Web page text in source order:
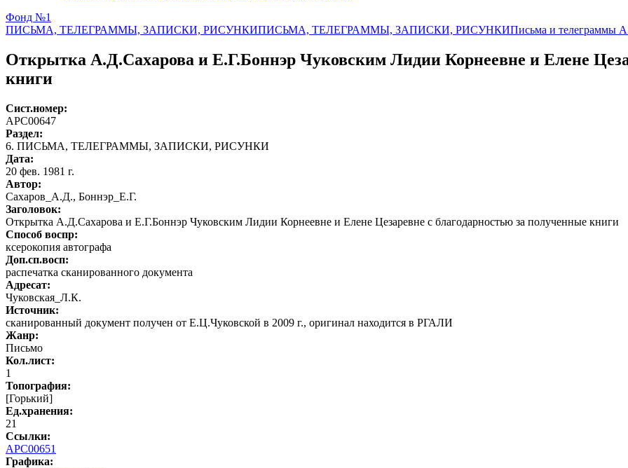
Фонд №1
ПИСЬМА, ТЕЛЕГРАММЫ, ЗАПИСКИ, РИСУНКИПИСЬМА, ТЕЛЕГРАММЫ, ЗАПИСКИ, РИСУНКИПисьма и телеграммы
Открытка А.Д.Сахарова и Е.Г.Боннэр Чуковским Лидии Корнеевне и Елене
книги
Сист.номер:
АРС00647
Раздел:
6. ПИСЬМА, ТЕЛЕГРАММЫ, ЗАПИСКИ, РИСУНКИ
Дата:
20 фев. 1981 г.
Автор:
Сахаров_А.Д., Боннэр_Е.Г.
Заголовок:
Открытка А.Д.Сахарова и Е.Г.Боннэр Чуковским Лидии Корнеевне и Елене Цезаревне с благодарностью за полученные книги
Способ воспр:
ксерокопия автографа
Доп.сп.восп:
распечатка сканированного документа
Адресат:
Чуковская_Л.К.
Источник:
сканированный документ получен от Е.Ц.Чуковской в 2009 г., оригинал находится в РГАЛИ
Жанр:
Письмо
Кол.лист:
1
Топография:
[Горький]
Ед.хранения:
21
Ссылки:
АРС00651
Графика: